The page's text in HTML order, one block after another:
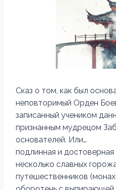
Сказ о том, как был
неповторимый Орден
записанный учеником
признанным мудрецом
основателей. Или…
подлинная и
несколько славных
путешественников